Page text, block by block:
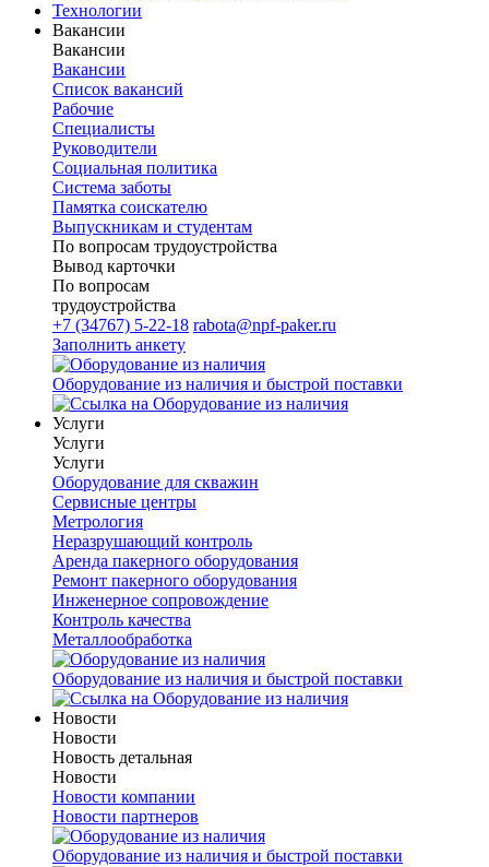
Технологии
Вакансии
Вакансии
Вакансии
Список вакансий
Рабочие
Специалисты
Руководители
Cоциальная политика
Система заботы
Памятка соискателю
Выпускникам и студентам
По вопросам трудоустройства
Вывод карточки
По вопросам
трудоустройства
+7 (34767) 5-22-18 rabota@npf-paker.ru
Заполнить анкету
Оборудование из наличия и быстрой поставки
Услуги
Услуги
Услуги
Оборудование для скважин
Сервисные центры
Метрология
Неразрушающий контроль
Аренда пакерного оборудования
Ремонт пакерного оборудования
Инженерное сопровождение
Контроль качества
Металлообработка
Оборудование из наличия и быстрой поставки
Новости
Новости
Новость детальная
Новости
Новости компании
Новости партнеров
Оборудование из наличия и быстрой поставки